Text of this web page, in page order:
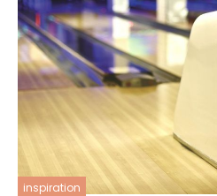
inspiration